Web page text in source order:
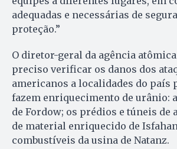
adequadas e necessárias de
proteção.”
O diretor-geral da agência
preciso verificar os danos dos
americanos a localidades do país
fazem enriquecimento de urânio:
de Fordow; os prédios e túneis de
de material enriquecido de
combustíveis da usina de Natanz.